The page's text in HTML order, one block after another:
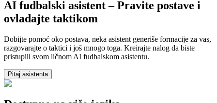
AI fudbalski asistent – Pravite postave i
ovladajte taktikom
Dobijte pomoć oko postava, neka asistent generiše formacije za vas,
razgovarajte o taktici i još mnogo toga. Kreirajte nalog da biste
pristupili svom ličnom AI fudbalskom asistentu.
Pitaj asistenta